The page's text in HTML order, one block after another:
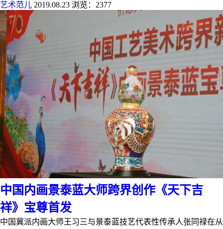
艺术范儿 2019.08.23 浏览：2377
中国内画景泰蓝大师跨界创作《天下吉
祥》宝尊首发
中国冀派内画大师王习三与景泰蓝技艺代表性传承人张同禄在从